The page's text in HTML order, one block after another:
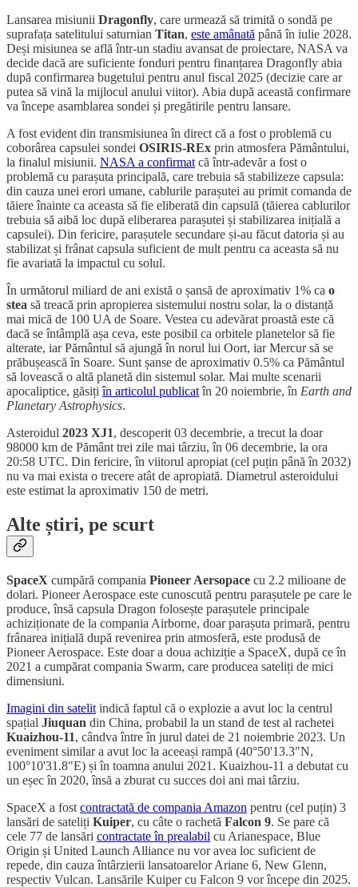
Lansarea misiunii Dragonfly, care urmează să trimită o sondă pe
suprafața satelitului saturnian Titan, este amânată până în iulie 2028.
Deși misiunea se află într-un stadiu avansat de proiectare, NASA va
decide dacă are suficiente fonduri pentru finanțarea Dragonfly abia
după confirmarea bugetului pentru anul fiscal 2025 (decizie care ar
putea să vină la mijlocul anului viitor). Abia după această confirmare
va începe asamblarea sondei și pregătirile pentru lansare.
A fost evident din transmisiunea în direct că a fost o problemă cu
coborârea capsulei sondei OSIRIS-REx prin atmosfera Pământului,
la finalul misiunii. NASA a confirmat că într-adevăr a fost o
problemă cu parașuta principală, care trebuia să stabilizeze capsula:
din cauza unei erori umane, cablurile parașutei au primit comanda de
tăiere înainte ca aceasta să fie eliberată din capsulă (tăierea cablurilor
trebuia să aibă loc după eliberarea parașutei și stabilizarea inițială a
capsulei). Din fericire, parașutele secundare și-au făcut datoria și au
stabilizat și frânat capsula suficient de mult pentru ca aceasta să nu
fie avariată la impactul cu solul.
În următorul miliard de ani există o șansă de aproximativ 1% ca o
stea să treacă prin apropierea sistemului nostru solar, la o distanță
mai mică de 100 UA de Soare. Vestea cu adevărat proastă este că
dacă se întâmplă așa ceva, este posibil ca orbitele planetelor să fie
alterate, iar Pământul să ajungă în norul lui Oort, iar Mercur să se
prăbușească în Soare. Sunt șanse de aproximativ 0.5% ca Pământul
să lovească o altă planetă din sistemul solar. Mai multe scenarii
apocaliptice, găsițiîn articolul publicatîn 20 noiembrie, în Earth and
Planetary Astrophysics.
Asteroidul 2023 XJ1, descoperit 03 decembrie, a trecut la doar
98000 km de Pământ trei zile mai târziu, în 06 decembrie, la ora
20:58 UTC. Din fericire, în viitorul apropiat (cel puțin până în 2032)
nu va mai exista o trecere atât de apropiată. Diametrul asteroidului
este estimat la aproximativ 150 de metri.
Alte știri, pe scurt
SpaceX cumpără compania Pioneer Aersopace cu 2.2 milioane de
dolari. Pioneer Aerospace este cunoscută pentru parașutele pe care le
produce, însă capsula Dragon folosește parașutele principale
achiziționate de la compania Airborne, doar parașuta primară, pentru
frânarea inițială după revenirea prin atmosferă, este produsă de
Pioneer Aerospace. Este doar a doua achiziție a SpaceX, după ce în
2021 a cumpărat compania Swarm, care producea sateliți de mici
dimensiuni.
Imagini din satelit indică faptul că o explozie a avut loc la centrul
spațial Jiuquan din China, probabil la un stand de test al rachetei
Kuaizhou-11, cândva între în jurul datei de 21 noiembrie 2023. Un
eveniment similar a avut loc la aceeași rampă (40°50'13.3"N,
100°10'31.8"E) și în toamna anului 2021. Kuaizhou-11 a debutat cu
un eșec în 2020, însă a zburat cu succes doi ani mai târziu.
SpaceX a fost contractată de compania Amazon pentru (cel puțin) 3
lansări de sateliți Kuiper, cu câte o rachetă Falcon 9. Se pare că
cele 77 de lansări contractate în prealabil cu Arianespace, Blue
Origin și United Launch Alliance nu vor avea loc suficient de
repede, din cauza întârzierii lansatoarelor Ariane 6, New Glenn,
respectiv Vulcan. Lansările Kuiper cu Falcon 9 vor începe din 2025.